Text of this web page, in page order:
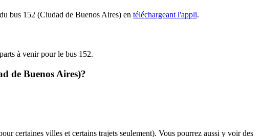
bus 152 (Ciudad de Buenos Aires) en téléchargeant l'appli.
à venir pour le bus 152.
de Buenos Aires)?
certaines villes et certains trajets seulement). Vous pourrez aussi y voir des